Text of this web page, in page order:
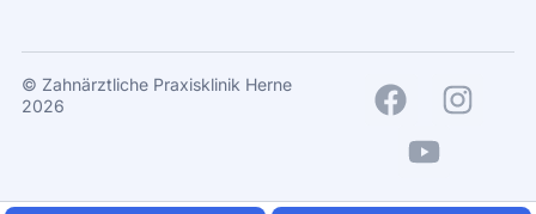
© Zahnärztliche Praxisklinik Herne
2026